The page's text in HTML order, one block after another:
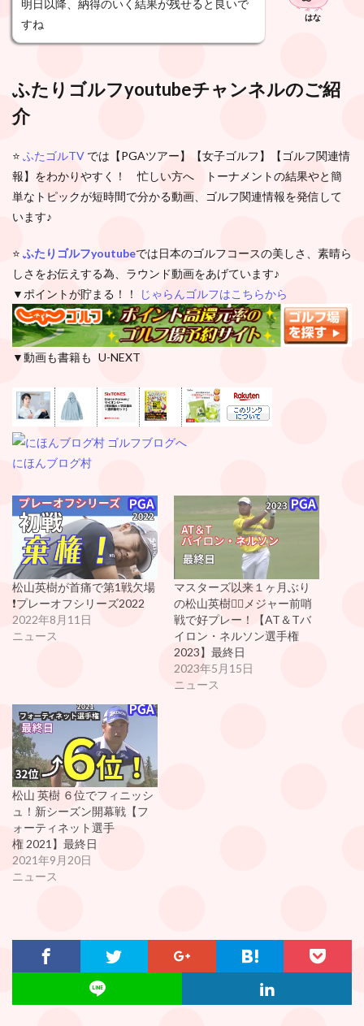
明日以降、納得のいく結果が残せると良いで
すね
はな
ふたりゴルフyoutubeチャンネルのご紹
介
⭐️ ふたゴルTV では【PGAツアー】【女子ゴルフ】【ゴルフ関連情
報】をわかりやすく！ 忙しい方へ トーナメントの結果やと簡
単なトピックが短時間で分かる動画、ゴルフ関連情報を発信して
います♪
⭐️ ふたりゴルフyoutubeでは日本のゴルフコースの美しさ、素晴ら
しさをお伝えする為、ラウンド動画をあげています♪
▼ポイントが貯まる！！
じゃらんゴルフはこちらから
▼動画も書籍も U-NEXT
にほんブログ村
松山英樹が首痛で第1戦欠場
❗️プレーオフシリーズ2022
2022年8月11日
ニュース
マスターズ以来１ヶ月ぶり
の松山英樹🏌️‍♀️メジャー前哨
戦で好プレー！【AT＆Tバ
イロン・ネルソン選手権
2023】最終日
2023年5月15日
ニュース
松山 英樹 ６位でフィニッシ
ュ！新シーズン開幕戦【フ
ォーティネット選手
権 2021】最終日
2021年9月20日
ニュース